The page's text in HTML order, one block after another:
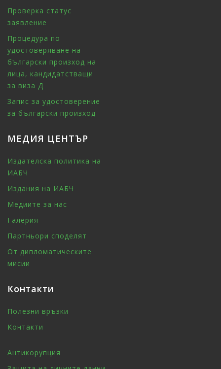
Проверка статус
заявление
Процедура по
удостоверяване на
български произход на
лица, кандидатстващи
за виза Д
Запис за удостоверение
за български произход
МЕДИЯ ЦЕНТЪР
Издателска политика на
ИАБЧ
Издания на ИАБЧ
Медиите за нас
Галерия
Партньори споделят
От дипломатическите
мисии
Контакти
Полезни връзки
Контакти
Антикорупция